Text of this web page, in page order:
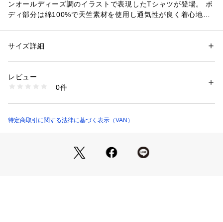
ンオールディーズ調のイラストで表現したTシャツが登場。 ボ
ディ部分は綿100%で天竺素材を使用し通気性が良く着心地抜
レイヤードアイテムとしても活躍してくれるアイテムです。
性別：メンズ
素材：本体：綿100%
1095200000151
サイズ詳細
レビュー
0件
特定商取引に関する法律に基づく表示（VAN）